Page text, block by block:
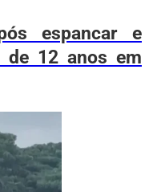
espancar e
de 12 anos em